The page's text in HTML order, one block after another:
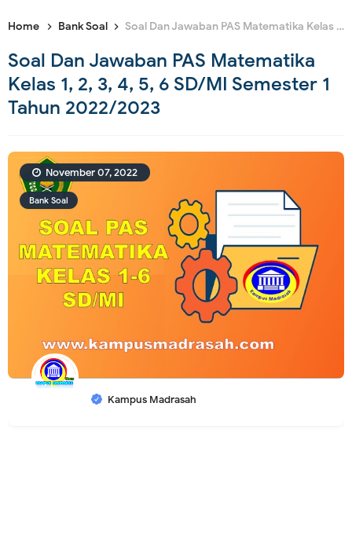
Home Bank Soal Soal Dan Jawaban PAS Matematika Kelas 1, 2, 3, 4, 5, 6 SD/MI Semester 1 Tahun 2022/2023
Soal Dan Jawaban PAS Matematika
Kelas 1, 2, 3, 4, 5, 6 SD/MI Semester 1
Tahun 2022/2023
Bank Soal
Kampus Madrasah
November 07, 2022